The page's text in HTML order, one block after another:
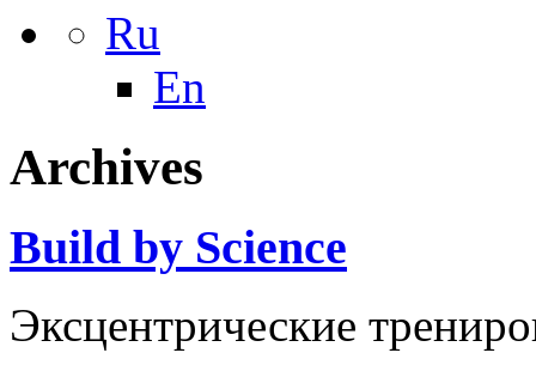
Ru
En
Archives
Build by Science
Эксцентрические